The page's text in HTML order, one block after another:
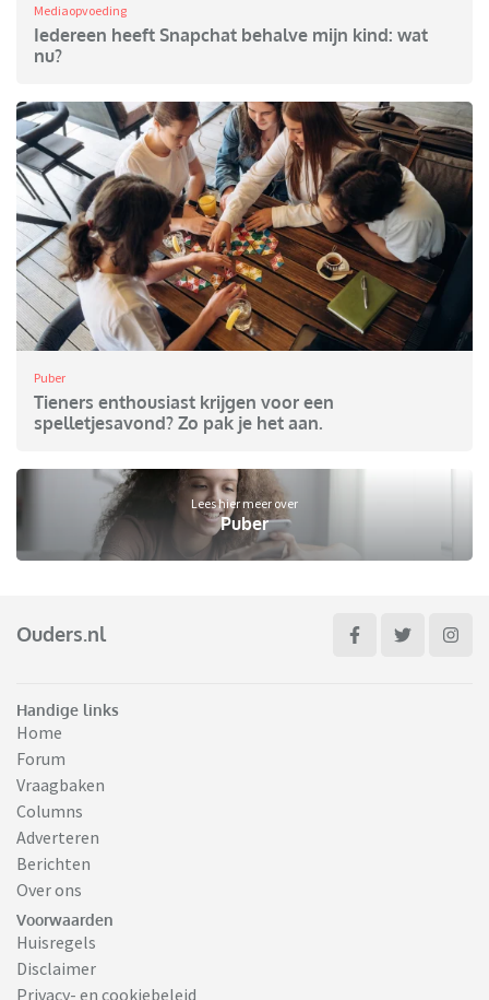
Mediaopvoeding
Iedereen heeft Snapchat behalve mijn kind: wat
nu?
Puber
Tieners enthousiast krijgen voor een
spelletjesavond? Zo pak je het aan.
Lees hier meer over
Puber
Ouders.nl
Handige links
Home
Forum
Vraagbaken
Columns
Adverteren
Berichten
Over ons
Voorwaarden
Huisregels
Disclaimer
Privacy- en cookiebeleid